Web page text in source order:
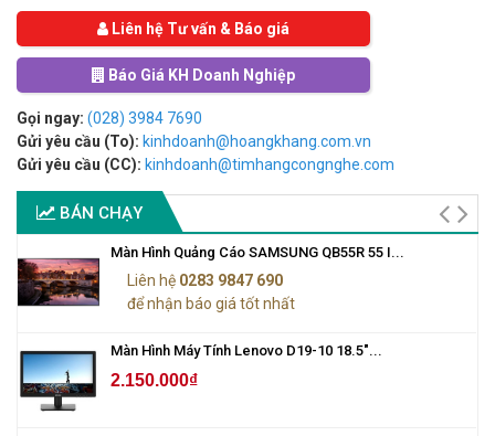
Liên hệ Tư vấn & Báo giá
Báo Giá KH Doanh Nghiệp
Gọi ngay: (028) 3984 7690
Gửi yêu cầu (To): kinhdoanh@hoangkhang.com.vn
Gửi yêu cầu (CC): kinhdoanh@timhangcongnghe.com
BÁN CHẠY
Màn Hình Quảng Cáo SAMSUNG QB55R 55 I...
Liên hệ 0283 9847 690
để nhận báo giá tốt nhất
Màn Hình Máy Tính Lenovo D19-10 18.5"...
2.150.000₫